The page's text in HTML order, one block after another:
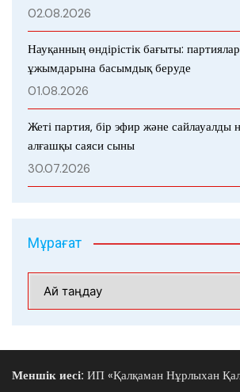
02.08.2026
Науқанның өндірістік бағыты:
ұжымдарына басымдық беруде
01.08.2026
Жеті партия, бір эфир және сайлауалды
алғашқы саяси сыны
30.07.2026
Мұрағат
Меншік иесі: ИП «Қалқаман Нұрлыхан